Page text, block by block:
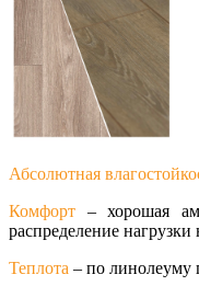
Абсолютная
Комфорт – хорошая
распределение
Теплота – по линолеуму